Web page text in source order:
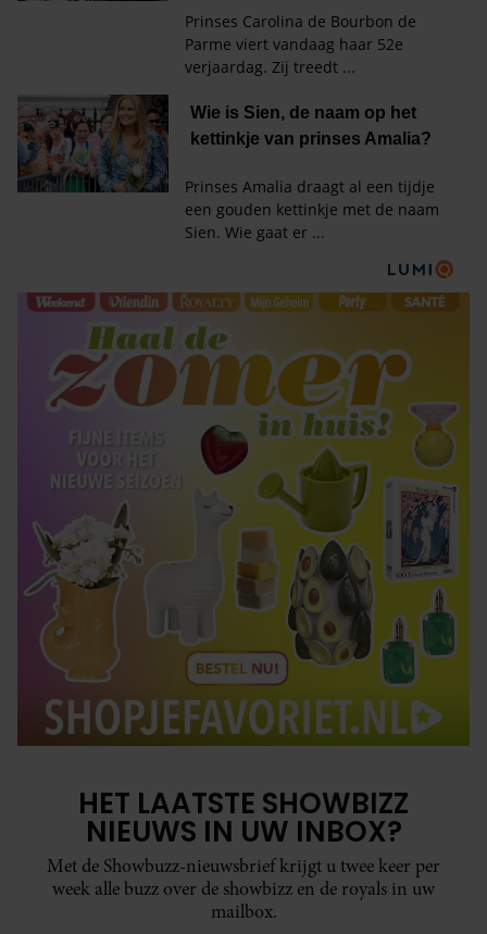
HET LAATSTE SHOWBIZZ
NIEUWS IN UW INBOX?
Met de Showbuzz-nieuwsbrief krijgt u twee keer per
week alle buzz over de showbizz en de royals in uw
mailbox.